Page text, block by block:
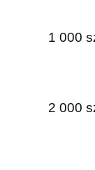
1 000
2 000